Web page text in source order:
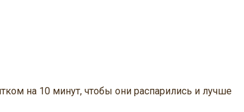
на 10 минут, чтобы они распарились и лучше